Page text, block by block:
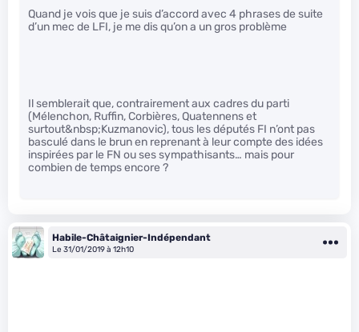
Quand je vois que je suis d’accord avec 4 phrases de suite
d’un mec de LFI, je me dis qu’on a un gros problème
Il semblerait que, contrairement aux cadres du parti
(Mélenchon, Ruffin, Corbières, Quatennens et
surtout&nbsp;Kuzmanovic), tous les députés FI n’ont pas
basculé dans le brun en reprenant à leur compte des idées
inspirées par le FN ou ses sympathisants… mais pour
combien de temps encore ?
Habile-Châtaignier-Indépendant
Le 31/01/2019 à 12h10